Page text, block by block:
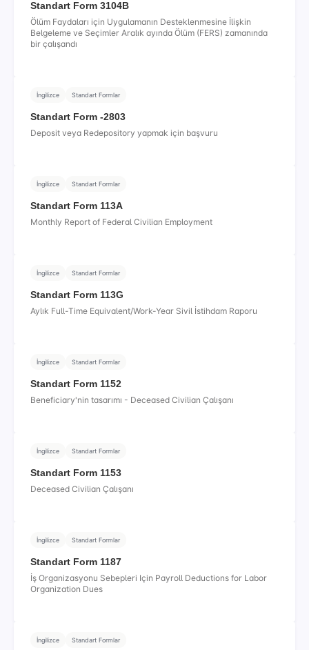
Standart Form 3104B
Ölüm Faydaları için Uygulamanın Desteklenmesine İlişkin
Belgeleme ve Seçimler Aralık ayında Ölüm (FERS) zamanında
bir çalışandı
İngilizce Standart Formlar
Standart Form -2803
Deposit veya Redepository yapmak için başvuru
İngilizce Standart Formlar
Standart Form 113A
Monthly Report of Federal Civilian Employment
İngilizce Standart Formlar
Standart Form 113G
Aylık Full-Time Equivalent/Work-Year Sivil İstihdam Raporu
İngilizce Standart Formlar
Standart Form 1152
Beneficiary'nin tasarımı - Deceased Civilian Çalışanı
İngilizce Standart Formlar
Standart Form 1153
Deceased Civilian Çalışanı
İngilizce Standart Formlar
Standart Form 1187
İş Organizasyonu Sebepleri Için Payroll Deductions for Labor
Organization Dues
İngilizce Standart Formlar